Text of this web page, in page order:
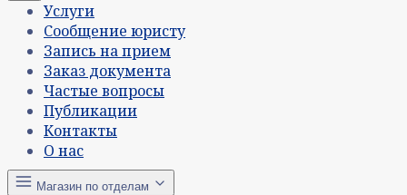
Услуги
Сообщение юристу
Запись на прием
Заказ документа
Частые вопросы
Публикации
Контакты
О нас
Магазин по отделам